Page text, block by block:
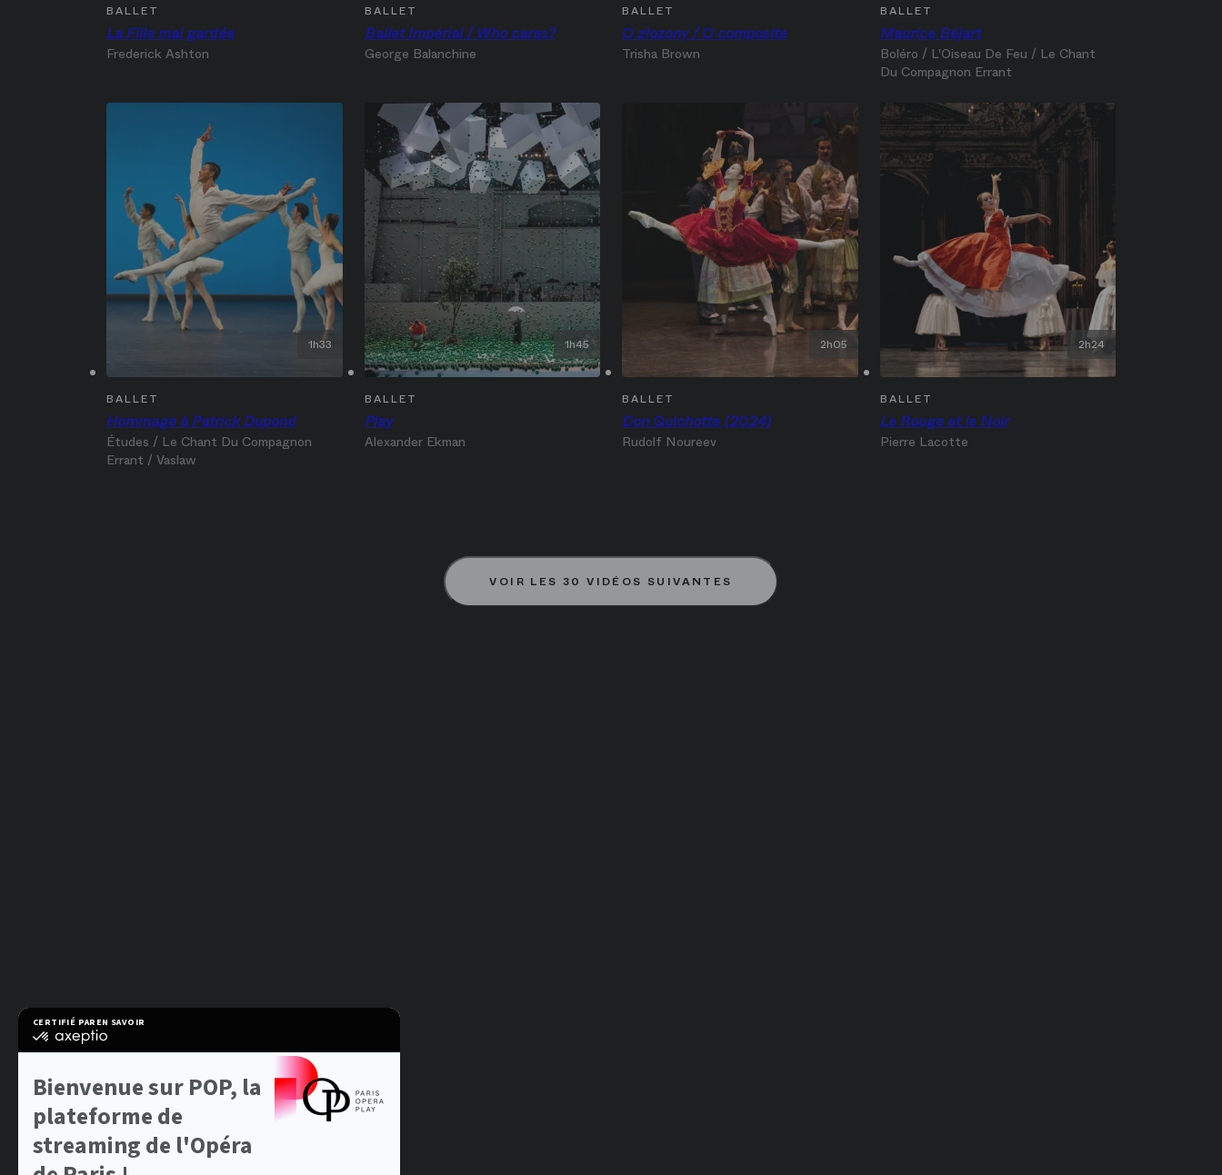
CERTIFIÉ PAR EN SAVOIR PLUS SUR
certifié
En
savoir
plus
sur
Axeptio
Bienvenue sur POP, la
plateforme de
streaming de l'Opéra
La Fille mal gardée
BALLET
Frederick Ashton
Ballet Impérial / Who cares?
BALLET
George Balanchine
O złozony / O composite
BALLET
Trisha Brown
Maurice Béjart
BALLET
Boléro / L'Oiseau De Feu / Le Chant
Du Compagnon Errant
Hommage à Patrick Dupond
BALLET
Études / Le Chant Du Compagnon
Errant / Vaslaw
1h33
Play
BALLET
Alexander Ekman
1h45
Don Quichotte (2024)
BALLET
Rudolf Noureev
2h05
Le Rouge et le Noir
BALLET
Pierre Lacotte
2h24
VOIR LES 30 VIDÉOS SUIVANTES